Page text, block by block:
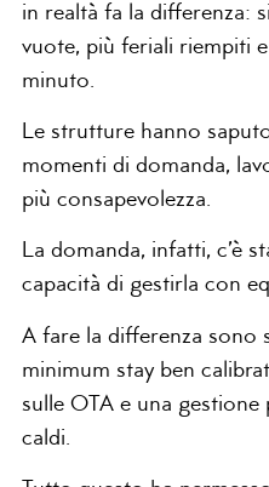
in realtà fa la differenza:
vuote, più feriali riempiti e
minuto.
Le strutture hanno
momenti di domanda,
più consapevolezza.
La domanda, infatti, c’è
capacità di gestirla con
A fare la differenza sono
minimum stay ben
sulle OTA e una
caldi.